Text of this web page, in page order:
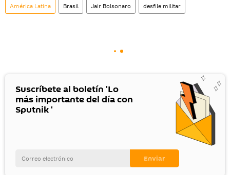
América Latina Brasil Jair Bolsonaro desfile militar
Suscríbete al boletín 'Lo
más importante del día con
Sputnik '